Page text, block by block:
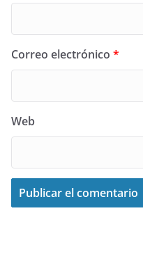
Correo electrónico *
Web